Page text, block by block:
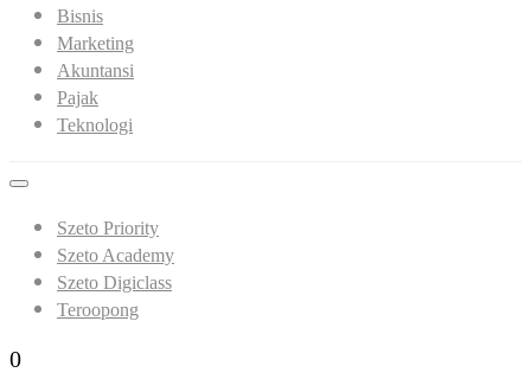
Bisnis
Marketing
Akuntansi
Pajak
Teknologi
Szeto Priority
Szeto Academy
Szeto Digiclass
Teroopong
0